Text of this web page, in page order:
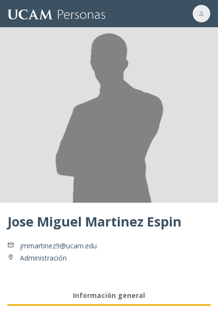
Jose Miguel Martinez Espin
jmmartinez9@ucam.edu
Administración
Información general